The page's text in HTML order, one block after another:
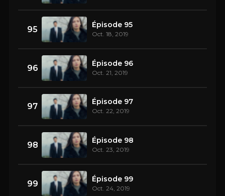
95 Épisode 95
Oct. 18, 2019
96 Épisode 96
Oct. 21, 2019
97 Épisode 97
Oct. 22, 2019
98 Épisode 98
Oct. 23, 2019
99 Épisode 99
Oct. 24, 2019